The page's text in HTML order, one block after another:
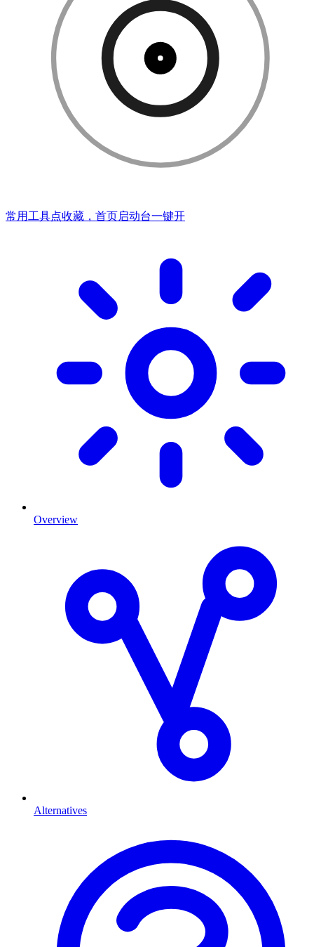
常用工具点收藏，首页启动台一键开
Overview
Alternatives